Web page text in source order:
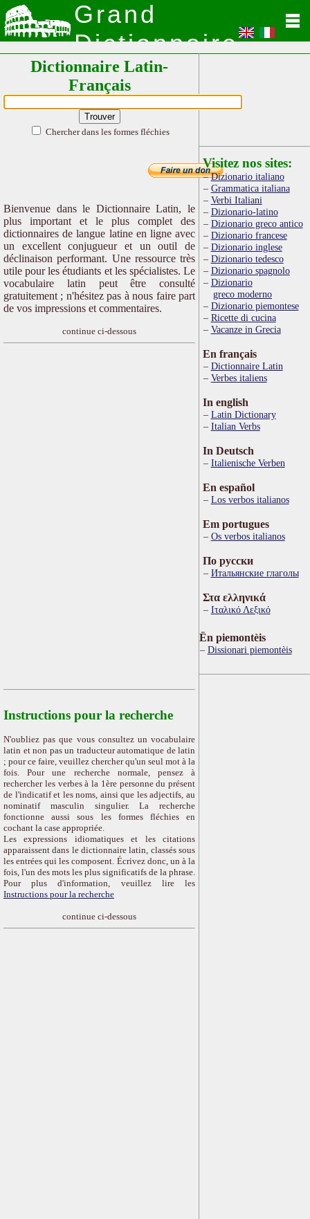
Grand
Dictionnaire
Latin
Dictionnaire Latin-
Français
Chercher dans les formes fléchies
Bienvenue dans le Dictionnaire Latin, le
plus important et le plus complet des
dictionnaires de langue latine en ligne avec
un excellent conjugueur et un outil de
déclinaison performant. Une ressource très
utile pour les étudiants et les spécialistes. Le
vocabulaire latin peut être consulté
gratuitement ; n'hésitez pas à nous faire part
de vos impressions et commentaires.
continue ci-dessous
Instructions pour la recherche
N'oubliez pas que vous consultez un vocabulaire
latin et non pas un traducteur automatique de latin
; pour ce faire, veuillez chercher qu'un seul mot à la
fois. Pour une recherche normale, pensez à
rechercher les verbes à la 1ère personne du présent
de l'indicatif et les noms, ainsi que les adjectifs, au
nominatif masculin singulier. La recherche
fonctionne aussi sous les formes fléchies en
cochant la case appropriée.
Les expressions idiomatiques et les citations
apparaissent dans le dictionnaire latin, classés sous
les entrées qui les composent. Écrivez donc, un à la
fois, l'un des mots les plus significatifs de la phrase.
Pour plus d'information, veuillez lire les
Instructions pour la recherche
continue ci-dessous
Visitez nos sites:
Dizionario italiano
Grammatica italiana
Verbi Italiani
Dizionario-latino
Dizionario greco antico
Dizionario francese
Dizionario inglese
Dizionario tedesco
Dizionario spagnolo
Dizionario
greco moderno
Dizionario piemontese
Ricette di cucina
Vacanze in Grecia
En français
Dictionnaire Latin
Verbes italiens
In english
Latin Dictionary
Italian Verbs
In Deutsch
Italienische Verben
En español
Los verbos italianos
Em portugues
Os verbos italianos
По русски
Итальянские глаголы
Στα ελληνικά
Ιταλικό Λεξικό
Ën piemontèis
Dissionari piemontèis